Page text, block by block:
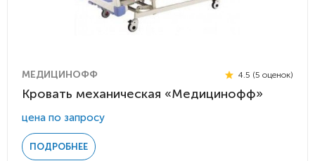
МЕДИЦИНОФФ 4.5 (5 оценок)
Кровать механическая «Медицинофф»
цена по запросу
ПОДРОБНЕЕ